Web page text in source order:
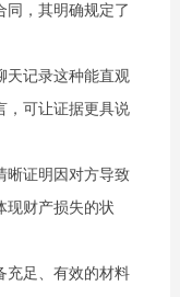
同，其明确规定了
天记录这种能直观
，可让证据更具说
晰证明因对方导致
现财产损失的状
充足、有效的材料